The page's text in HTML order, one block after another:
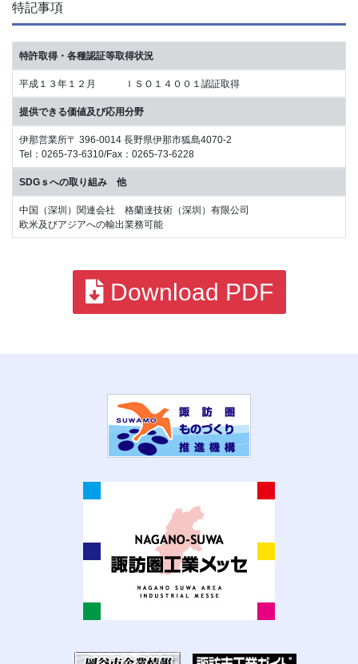
特記事項
特許取得・各種認証等取得状況
平成１３年１２月 ＩＳＯ１４００１認証取得
提供できる価値及び応用分野
伊那営業所〒 396-0014 長野県伊那市狐島4070-2
Tel：0265-73-6310/Fax：0265-73-6228
SDGｓへの取り組み 他
中国（深圳）関連会社 格蘭達技術（深圳）有限公司
欧米及びアジアへの輸出業務可能
Download PDF